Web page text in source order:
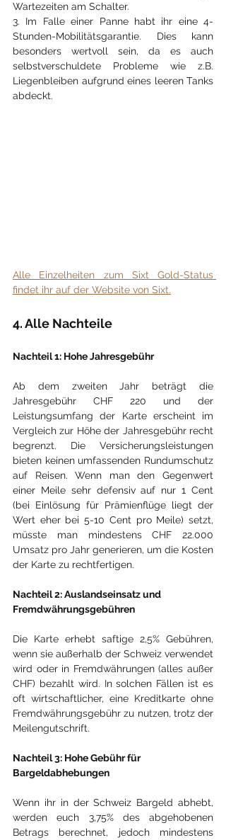
Wartezeiten am Schalter.
3. Im Falle einer Panne habt ihr eine 4-
Stunden-Mobilitätsgarantie. Dies kann
besonders wertvoll sein, da es auch
selbstverschuldete Probleme wie z.B.
Liegenbleiben aufgrund eines leeren Tanks
abdeckt.
Alle Einzelheiten zum Sixt Gold-Status
findet ihr auf der Website von Sixt.
4. Alle Nachteile
Nachteil 1: Hohe Jahresgebühr
Ab dem zweiten Jahr beträgt die
Jahresgebühr CHF 220 und der
Leistungsumfang der Karte erscheint im
Vergleich zur Höhe der Jahresgebühr recht
begrenzt. Die Versicherungsleistungen
bieten keinen umfassenden Rundumschutz
auf Reisen. Wenn man den Gegenwert
einer Meile sehr defensiv auf nur 1 Cent
(bei Einlösung für Prämienflüge liegt der
Wert eher bei 5-10 Cent pro Meile) setzt,
müsste man mindestens CHF 22.000
Umsatz pro Jahr generieren, um die Kosten
der Karte zu rechtfertigen.
Nachteil 2: Auslandseinsatz und
Fremdwährungsgebühren
Die Karte erhebt saftige 2,5% Gebühren,
wenn sie außerhalb der Schweiz verwendet
wird oder in Fremdwährungen (alles außer
CHF) bezahlt wird. In solchen Fällen ist es
oft wirtschaftlicher, eine Kreditkarte ohne
Fremdwährungsgebühr zu nutzen, trotz der
Meilengutschrift.
Nachteil 3: Hohe Gebühr für
Bargeldabhebungen
Wenn ihr in der Schweiz Bargeld abhebt,
werden euch 3,75% des abgehobenen
Betrags berechnet, jedoch mindestens